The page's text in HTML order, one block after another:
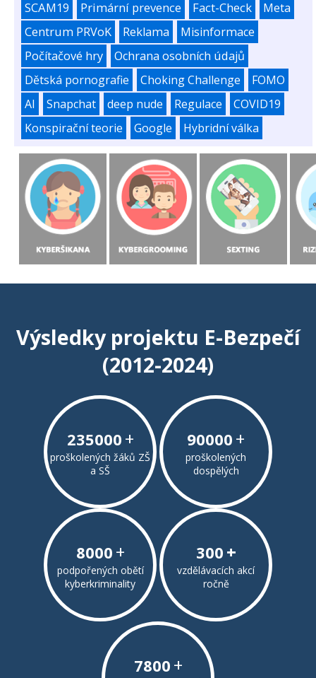
SCAM19 Primární prevence Fact-Check
Meta
Centrum PRVoK
Reklama
Misinformace
Počítačové hry
Ochrana osobních údajů
Dětská pornografie
Choking Challenge
FOMO
AI
Snapchat deep nude Regulace
COVID19
Konspirační teorie
Google Hybridní válka
Výsledky projektu E-Bezpečí
(2012-2024)
235000 +
proškolených žáků ZŠ
a SŠ
90000 +
proškolených
dospělých
8000 +
podpořených obětí
kyberkriminality
300 +
vzdělávacích akcí
ročně
7800 +